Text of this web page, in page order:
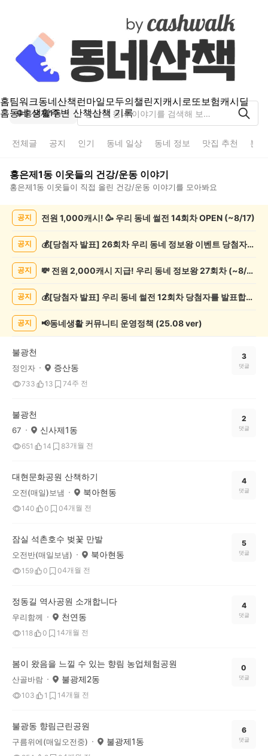
홈팀워크동네산책런마일모두의챌린지캐시로또보험캐시딜
홈동네 생활주변 산책산책 기록
홍은제1동
전체글 공지 인기 동네 일상 동네 정보 맛집 추천 분
홍은제1동 이웃들의 건강/운동 이야기
홍은제1동 이웃들이 직접 올린 건강/운동 이야기를 모아봐요
강/
글
공지 전원 1,000캐시! 🥳 우리 동네 썰전 14회차 OPEN (~8/17)
공지 💰[당첨자 발표] 26회차 우리 동네 정보왕 이벤트 당첨자를 발표합니다!
공지 💸 전원 2,000캐시 지급! 우리 동네 정보왕 27회차 (~8/10)
공지 💰[당첨자 발표] 우리 동네 썰전 12회차 당첨자를 발표합니다!
공지 📢동네생활 커뮤니티 운영정책 (25.08 ver)
불광천
정인자 증산동
733 13 74주 전
3
댓글
불광천
67 신사제1동
651 14 83개월 전
2
댓글
대현문화공원 산책하기
오전(매일)보냄 북아현동
140 0 04개월 전
4
댓글
잠실 석촌호수 벚꽃 만발
오전반(매일보냄) 북아현동
159 0 04개월 전
5
댓글
정동길 역사공원 소개합니다
우리함께 천연동
118 0 14개월 전
4
댓글
봄이 왔음을 느낄 수 있는 향림 농업체험공원
산골바람 불광제2동
103 1 14개월 전
0
댓글
불광동 향림근린공원
구름위에(매일오전중) 불광제1동
6
댓글